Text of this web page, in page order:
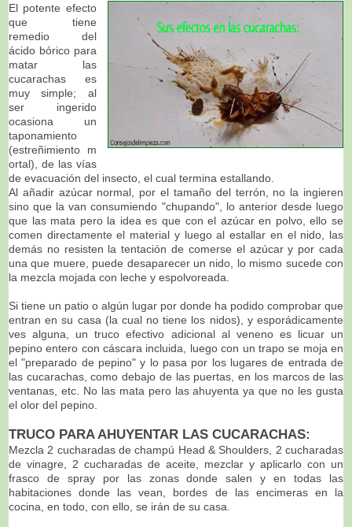
El potente efecto
que tiene
remedio del
ácido bórico para
matar las
cucarachas es
muy simple; al
ser ingerido
ocasiona un
taponamiento
(estreñimiento m
ortal), de las vías
de evacuación del insecto, el cual termina estallando.
Al añadir azúcar normal, por el tamaño del terrón, no la ingieren
sino que la van consumiendo "chupando", lo anterior desde luego
que las mata pero la idea es que con el azúcar en polvo, ello se
comen directamente el material y luego al estallar en el nido, las
demás no resisten la tentación de comerse el azúcar y por cada
una que muere, puede desaparecer un nido, lo mismo sucede con
la mezcla mojada con leche y espolvoreada.
Si tiene un patio o algún lugar por donde ha podido comprobar que
entran en su casa (la cual no tiene los nidos), y esporádicamente
ves alguna, un truco efectivo adicional al veneno es licuar un
pepino entero con cáscara incluida, luego con un trapo se moja en
el "preparado de pepino" y lo pasa por los lugares de entrada de
las cucarachas, como debajo de las puertas, en los marcos de las
ventanas, etc. No las mata pero las ahuyenta ya que no les gusta
el olor del pepino.
TRUCO PARA AHUYENTAR LAS CUCARACHAS:
Mezcla 2 cucharadas de champú Head & Shoulders, 2 cucharadas
de vinagre, 2 cucharadas de aceite, mezclar y aplicarlo con un
frasco de spray por las zonas donde salen y en todas las
habitaciones donde las vean, bordes de las encimeras en la
cocina, en todo, con ello, se irán de su casa.